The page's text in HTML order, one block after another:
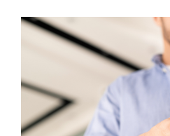
METZ
Netz“